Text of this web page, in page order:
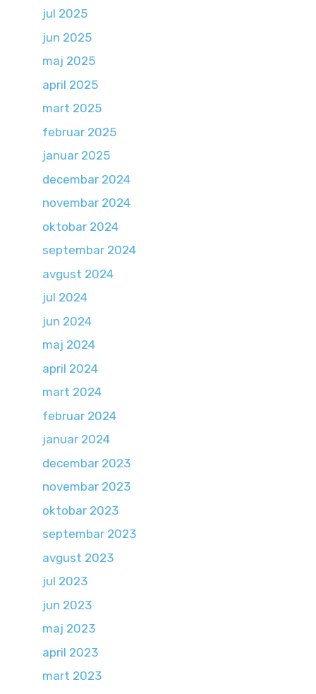
jul 2025
jun 2025
maj 2025
april 2025
mart 2025
februar 2025
januar 2025
decembar 2024
novembar 2024
oktobar 2024
septembar 2024
avgust 2024
jul 2024
jun 2024
maj 2024
april 2024
mart 2024
februar 2024
januar 2024
decembar 2023
novembar 2023
oktobar 2023
septembar 2023
avgust 2023
jul 2023
jun 2023
maj 2023
april 2023
mart 2023